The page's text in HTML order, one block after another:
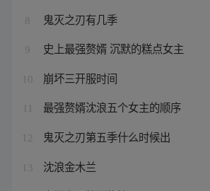
8 鬼灭之刃有几季
9 史上最强赘婿 沉默的糕点女主
10 崩坏三开服时间
最强赘婿沈浪五个女主的顺序
12 鬼灭之刃第五季什么时候出
13 沈浪金木兰